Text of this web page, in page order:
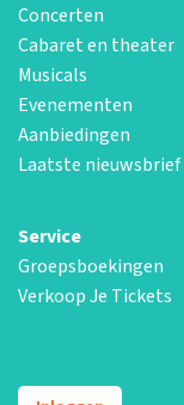
Concerten
Cabaret en theater
Musicals
Evenementen
Aanbiedingen
Laatste nieuwsbrief
Service
Groepsboekingen
Verkoop Je Tickets